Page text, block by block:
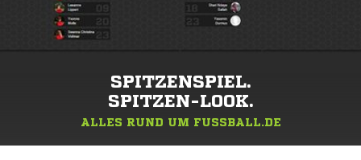
SPITZENSPIEL.
SPITZEN-LOOK.
ALLES RUND UM FUSSBALL.DE